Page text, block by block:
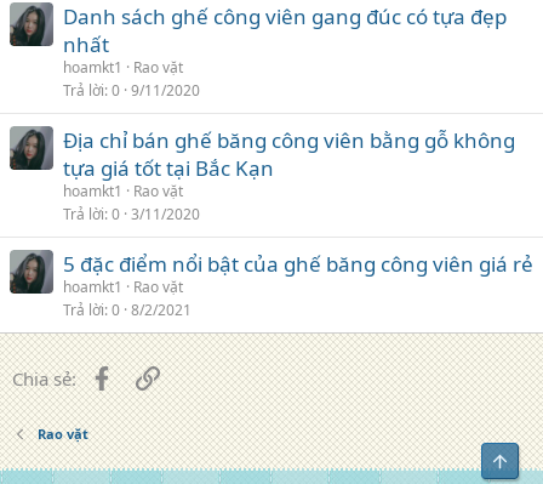
Danh sách ghế công viên gang đúc có tựa đẹp
nhất
hoamkt1
Rao vặt
Trả lời 0 9/11/2020
Địa chỉ bán ghế băng công viên bằng gỗ không
tựa giá tốt tại Bắc Kạn
hoamkt1
Rao vặt
Trả lời 0 3/11/2020
5 đặc điểm nổi bật của ghế băng công viên giá rẻ
hoamkt1
Rao vặt
Trả lời 0 8/2/2021
Chia sẻ: FacebookLiên kết
Rao vặt
Top